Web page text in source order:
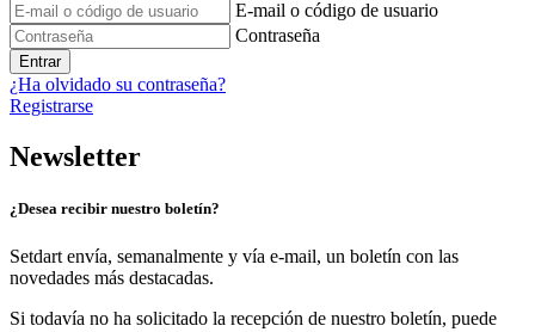
E-mail o código de usuario
Contraseña
Entrar
¿Ha olvidado su contraseña?
Registrarse
Newsletter
¿Desea recibir nuestro boletín?
Setdart envía, semanalmente y vía e-mail, un boletín con las
novedades más destacadas.
Si todavía no ha solicitado la recepción de nuestro boletín, puede